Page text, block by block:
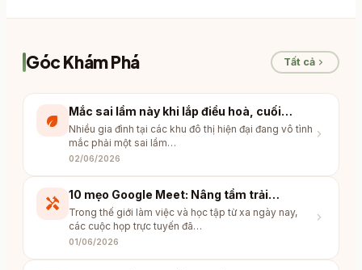
Góc Khám Phá Tất cả chevron_right
eco
Mắc sai lầm này khi lắp điều hoà, cuối
tháng tiền điện tăng vọt
Nhiều gia đình tại các khu đô thị hiện đại đang vô tình
mắc phải một sai lầm…
02/06/2026
chevron_right
handyman
10 mẹo Google Meet: Nâng tầm trải
nghiệm họp trực tuyến của bạn
Trong thế giới làm việc và học tập từ xa ngày nay,
các cuộc họp trực tuyến đã…
01/06/2026
chevron_right